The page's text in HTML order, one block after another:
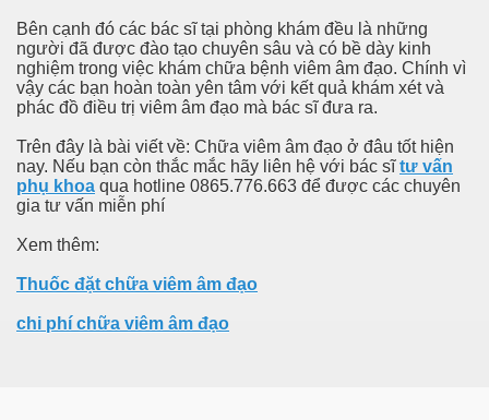
Bên cạnh đó các bác sĩ tại phòng khám đều là những
người đã được đào tạo chuyên sâu và có bề dày kinh
nghiệm trong việc khám chữa bệnh viêm âm đạo. Chính vì
vậy các bạn hoàn toàn yên tâm với kết quả khám xét và
phác đồ điều trị viêm âm đạo mà bác sĩ đưa ra.
Trên đây là bài viết về: Chữa viêm âm đạo ở đâu tốt hiện
nay. Nếu bạn còn thắc mắc hãy liên hệ với bác sĩtư vấn
phụ khoa qua hotline 0865.776.663 để được các chuyên
gia tư vấn miễn phí
Xem thêm:
Thuốc đặt chữa viêm âm đạo
chi phí chữa viêm âm đạo